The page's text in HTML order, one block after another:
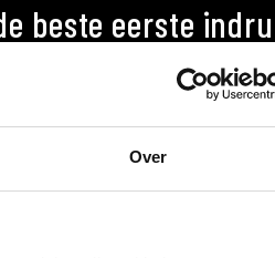
Over
beste eerste
OP MAAT